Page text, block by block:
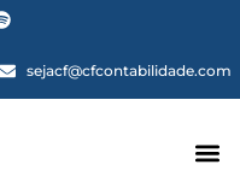
sejacf@cfcontabilidade.com